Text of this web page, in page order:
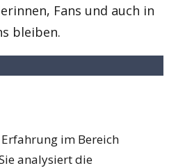
Fans und auch in
bleiben.
im Bereich
analysiert die